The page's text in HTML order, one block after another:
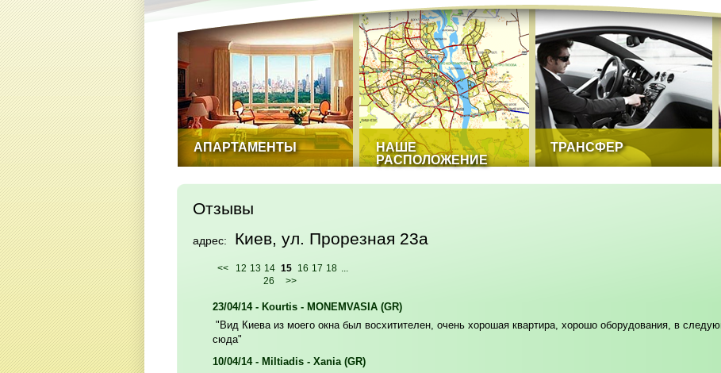
АПАРТАМЕНТЫ
НАШЕ
РАСПОЛОЖЕНИЕ
ТРАНСФЕР
Отзывы
адрес: Киев, ул. Прорезная 23а
<< 12 13 14 15 16 17 18 ...
26
>>
23/04/14 - Kourtis - MONEMVASIA (GR)
"Вид Киева из моего окна был восхитителен, очень хорошая квартира, хорошо оборудования, в
сюда"
10/04/14 - Miltiadis - Xania (GR)